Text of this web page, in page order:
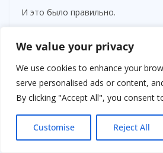
We value your privacy
We use cookies to enhance your
serve personalised ads or content,
By clicking "Accept All", you consent
Customise Reject All
И это было правильно.
«Свобода — это
— Запомните, — сказала она, —